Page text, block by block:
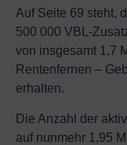
Auf Seite 69 steht,
500 000 VBL-
von insgesamt 1,7
Rentenfernen –
erhalten.
Die Anzahl der
auf nunmehr 1,95